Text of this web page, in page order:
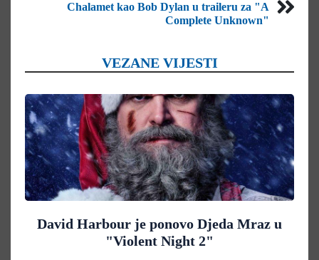
Chalamet kao Bob Dylan u traileru za "A
Complete Unknown"
VEZANE VIJESTI
David Harbour je ponovo Djeda Mraz u
"Violent Night 2"